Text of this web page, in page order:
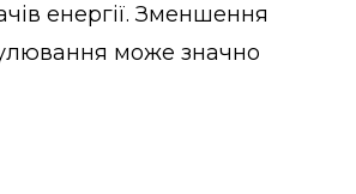
енергії. Зменшення
може значно